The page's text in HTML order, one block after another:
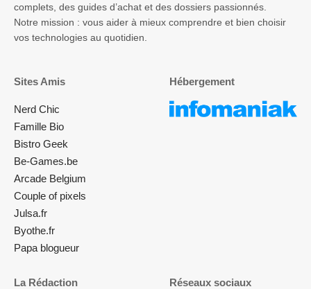
complets, des guides d’achat et des dossiers passionnés.
Notre mission : vous aider à mieux comprendre et bien choisir
vos technologies au quotidien.
Sites Amis
Nerd Chic
Famille Bio
Bistro Geek
Be-Games.be
Arcade Belgium
Couple of pixels
Julsa.fr
Byothe.fr
Papa blogueur
Hébergement
La Rédaction Réseaux sociaux